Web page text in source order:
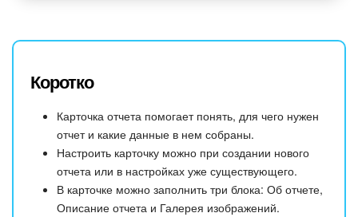
Коротко
Карточка отчета помогает понять, для чего нужен
отчет и какие данные в нем собраны.
Настроить карточку можно при создании нового
отчета или в настройках уже существующего.
В карточке можно заполнить три блока: Об отчете,
Описание отчета и Галерея изображений.